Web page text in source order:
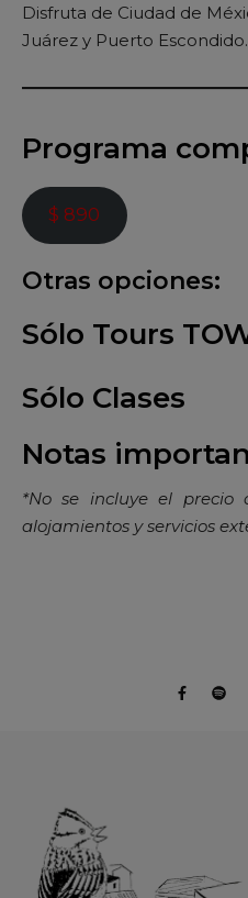
Disfruta de Ciudad de
Juárez y Puerto
Programa
$ 890
Otras opciones:
Sólo Tours
Sólo Clases
Notas
*No se incluye el precio
alojamientos y servicios